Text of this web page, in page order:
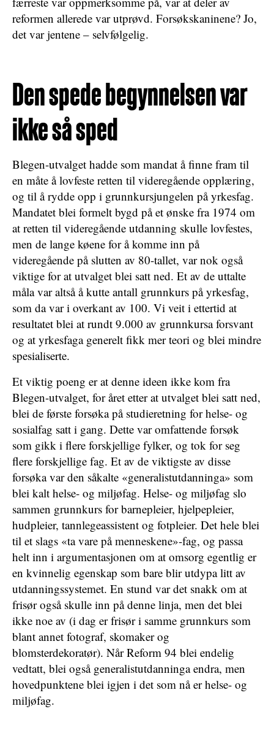
reformen allerede var utprøvd. Forsøkskaninene? Jo,
det var jentene – selvfølgelig.
Den spede begynnelsen var
ikke så sped
Blegen-utvalget hadde som mandat å finne fram til
en måte å lovfeste retten til videregående opplæring,
og til å rydde opp i grunnkursjungelen på yrkesfag.
Mandatet blei formelt bygd på et ønske fra 1974 om
at retten til videregående utdanning skulle lovfestes,
men de lange køene for å komme inn på
videregående på slutten av 80-tallet, var nok også
viktige for at utvalget blei satt ned. Et av de uttalte
måla var altså å kutte antall grunnkurs på yrkesfag,
som da var i overkant av 100. Vi veit i ettertid at
resultatet blei at rundt 9.000 av grunnkursa forsvant
og at yrkesfaga generelt fikk mer teori og blei mindre
spesialiserte.
Et viktig poeng er at denne ideen ikke kom fra
Blegen-utvalget, for året etter at utvalget blei satt ned,
blei de første forsøka på studieretning for helse- og
sosialfag satt i gang. Dette var omfattende forsøk
som gikk i flere forskjellige fylker, og tok for seg
flere forskjellige fag. Et av de viktigste av disse
forsøka var den såkalte «generalistutdanninga» som
blei kalt helse- og miljøfag. Helse- og miljøfag slo
sammen grunnkurs for barnepleier, hjelpepleier,
hudpleier, tannlegeassistent og fotpleier. Det hele blei
til et slags «ta vare på menneskene»-fag, og passa
helt inn i argumentasjonen om at omsorg egentlig er
en kvinnelig egenskap som bare blir utdypa litt av
utdanningssystemet. En stund var det snakk om at
frisør også skulle inn på denne linja, men det blei
ikke noe av (i dag er frisør i samme grunnkurs som
blant annet fotograf, skomaker og
blomsterdekoratør). Når Reform 94 blei endelig
vedtatt, blei også generalistutdanninga endra, men
hovedpunktene blei igjen i det som nå er helse- og
miljøfag.